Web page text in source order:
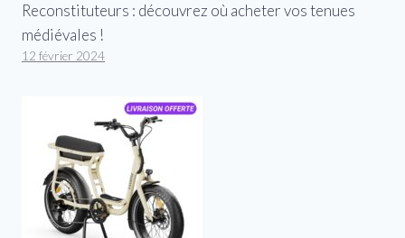
Reconstituteurs : découvrez où acheter vos tenues
médiévales !
12 février 2024